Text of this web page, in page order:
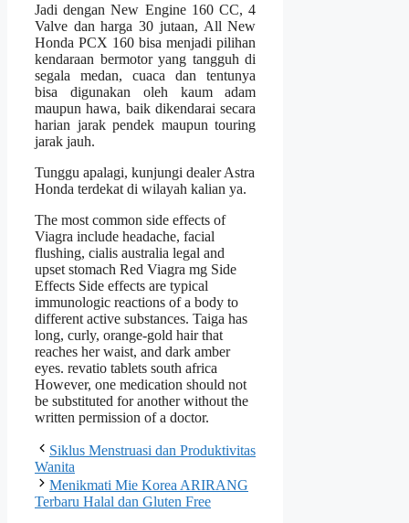
Jadi dengan New Engine 160 CC, 4
Valve dan harga 30 jutaan, All New
Honda PCX 160 bisa menjadi pilihan
kendaraan bermotor yang tangguh di
segala medan, cuaca dan tentunya
bisa digunakan oleh kaum adam
maupun hawa, baik dikendarai secara
harian jarak pendek maupun touring
jarak jauh.
Tunggu apalagi, kunjungi dealer Astra
Honda terdekat di wilayah kalian ya.
The most common side effects of
Viagra include headache, facial
flushing, cialis australia legal and
upset stomach Red Viagra mg Side
Effects Side effects are typical
immunologic reactions of a body to
different active substances. Taiga has
long, curly, orange-gold hair that
reaches her waist, and dark amber
eyes. revatio tablets south africa
However, one medication should not
be substituted for another without the
written permission of a doctor.
Siklus Menstruasi dan Produktivitas
Wanita
Menikmati Mie Korea ARIRANG
Terbaru Halal dan Gluten Free